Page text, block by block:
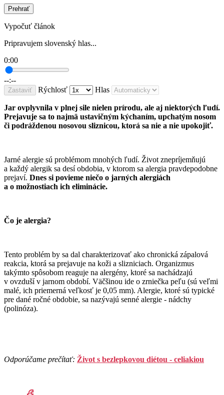
Prehrať
Vypočuť článok
Pripravujem slovenský hlas...
0:00
--:--
Zastaviť Rýchlosť Hlas
Jar ovplyvnila v plnej sile nielen prírodu, ale aj niektorých ľudí.
Prejavuje sa to najmä ustavičným kýchaním, upchatým nosom
či podráždenou nosovou sliznicou, ktorá sa nie a nie upokojiť.
Jarné alergie sú problémom mnohých ľudí. Život znepríjemňujú
a každý alergik sa desí obdobia, v ktorom sa alergia pravdepodobne
prejaví. Dnes si povieme niečo o jarných alergiách
a o možnostiach ich eliminácie.
Čo je alergia?
Tento problém by sa dal charakterizovať ako chronická zápalová
reakcia, ktorá sa prejavuje na koži a slizniciach. Organizmus
takýmto spôsobom reaguje na alergény, ktoré sa nachádzajú
v ovzduší v jarnom období. Väčšinou ide o zrniečka peľu (sú veľmi
malé, ich priemerná veľkosť je 0,05 mm). Alergie, ktoré sú typické
pre dané ročné obdobie, sa nazývajú senné alergie - nádchy
(polinóza).
Odporúčame prečítať: Život s bezlepkovou diétou - celiakiou